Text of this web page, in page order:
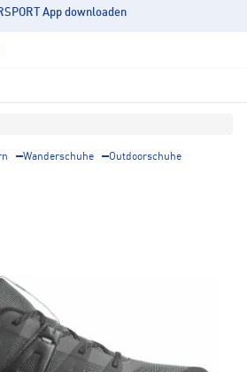
App downloaden
Wanderschuhe Outdoorschuhe